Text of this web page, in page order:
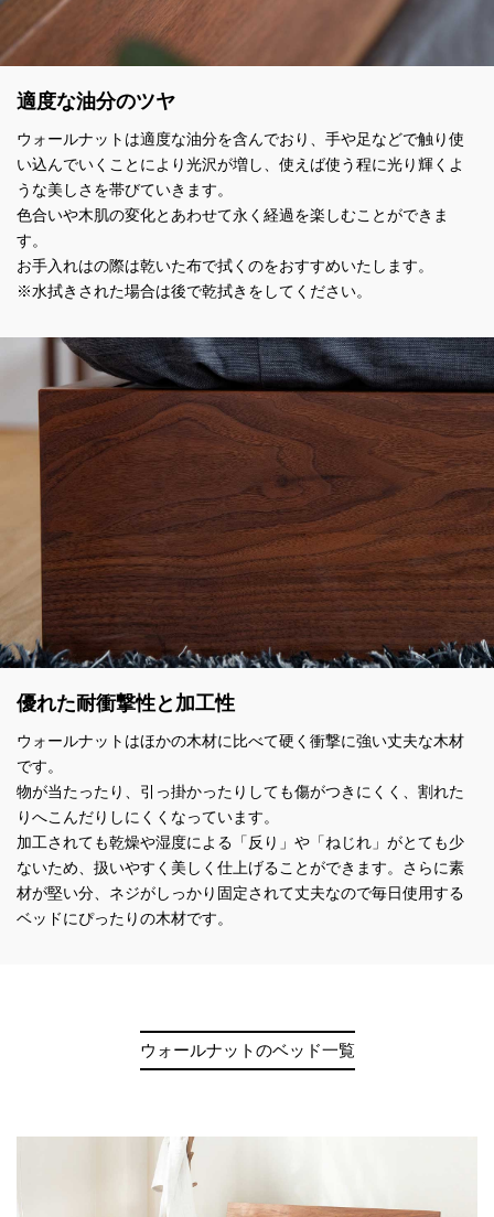
適度な油分のツヤ
ウォールナットは適度な油分を含んでおり、手や足などで触り使
い込んでいくことにより光沢が増し、使えば使う程に光り輝くよ
うな美しさを帯びていきます。
色合いや木肌の変化とあわせて永く経過を楽しむことができま
す。
お手入れはの際は乾いた布で拭くのをおすすめいたします。
※水拭きされた場合は後で乾拭きをしてください。
優れた耐衝撃性と加工性
ウォールナットはほかの木材に比べて硬く衝撃に強い丈夫な木材
です。
物が当たったり、引っ掛かったりしても傷がつきにくく、割れた
りへこんだりしにくくなっています。
加工されても乾燥や湿度による「反り」や「ねじれ」がとても少
ないため、扱いやすく美しく仕上げることができます。さらに素
材が堅い分、ネジがしっかり固定されて丈夫なので毎日使用する
ベッドにぴったりの木材です。
ウォールナットのベッド一覧